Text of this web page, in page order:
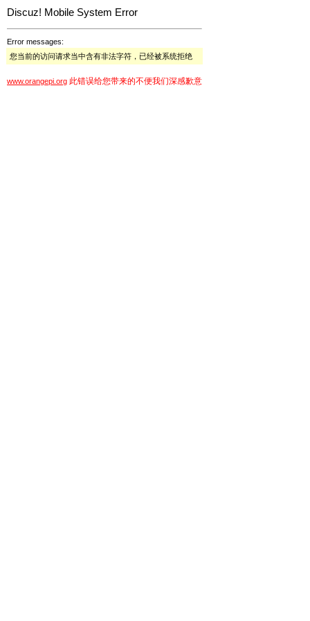
Discuz! Mobile System Error
Error messages:
您当前的访问请求当中含有非法字符，已经被系统拒绝
www.orangepi.org 此错误给您带来的不便我们深感歉意